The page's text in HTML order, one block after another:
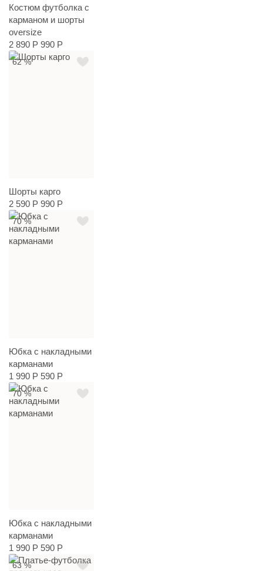
Костюм футболка с
карманом и шорты
oversize
2 890 Р 990 Р
62 %
Шорты карго
2 590 Р 990 Р
70 %
Юбка с накладными
карманами
1 990 Р 590 Р
70 %
Юбка с накладными
карманами
1 990 Р 590 Р
63 %